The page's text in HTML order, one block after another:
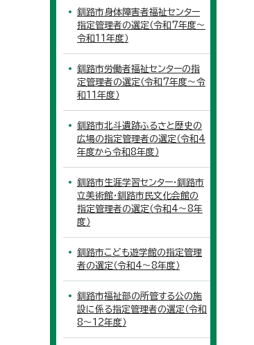
釧路市身体障害者福祉センター
指定管理者の選定（令和7年度～
令和11年度）
釧路市労働者福祉センターの指
定管理者の選定（令和7年度～令
和11年度）
釧路市北斗遺跡ふるさと歴史の
広場の指定管理者の選定（令和4
年度から令和8年度）
釧路市生涯学習センター・釧路市
立美術館・釧路市民文化会館の
指定管理者の選定（令和4～8年
度）
釧路市こども遊学館の指定管理
者の選定（令和4～8年度）
釧路市福祉部の所管する公の施
設に係る指定管理者の選定（令和
8～12年度）